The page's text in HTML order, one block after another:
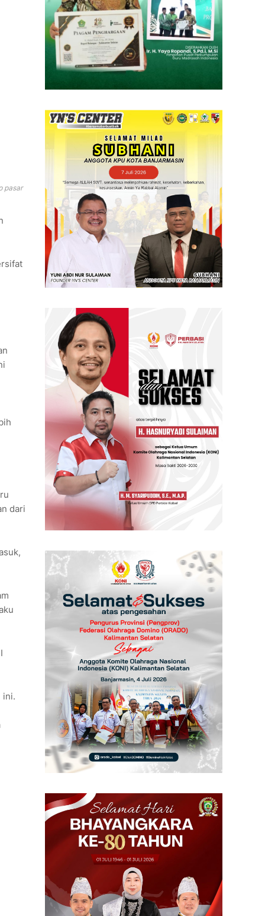
pasar
dari
ini.